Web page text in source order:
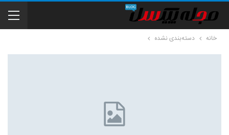
خانه دسته‌بندی نشده